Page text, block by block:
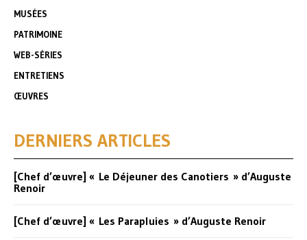
MUSÉES
PATRIMOINE
WEB-SÉRIES
ENTRETIENS
ŒUVRES
DERNIERS ARTICLES
[Chef d’œuvre] « Le Déjeuner des Canotiers » d’Auguste
Renoir
[Chef d’œuvre] « Les Parapluies » d’Auguste Renoir